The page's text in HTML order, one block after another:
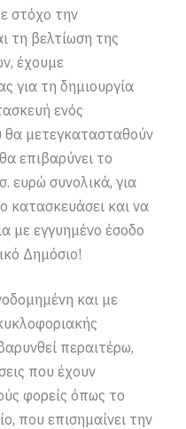
στόχο την
τη βελτίωση της
έχουμε
για τη δημιουργία
ενός
θα μετεγκατασταθούν
επιβαρύνει το
ευρώ συνολικά, για
κατασκευάσει και να
με εγγυημένο έσοδο
Δημόσιο!
και με
περαιτέρω,
που έχουν
φορείς όπως το
που επισημαίνει την